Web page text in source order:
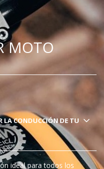
MOTO
LA CONDUCCIÓN DE TU
ideal para todos los